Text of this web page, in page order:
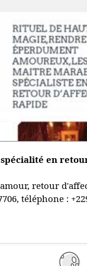
en
retour
téléphone :